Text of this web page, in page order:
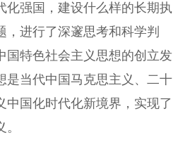
化强国，建设什么样的长期执
进行了深邃思考和科学判
国特色社会主义思想的创立发
是当代中国马克思主义、二十
中国化时代化新境界，实现了